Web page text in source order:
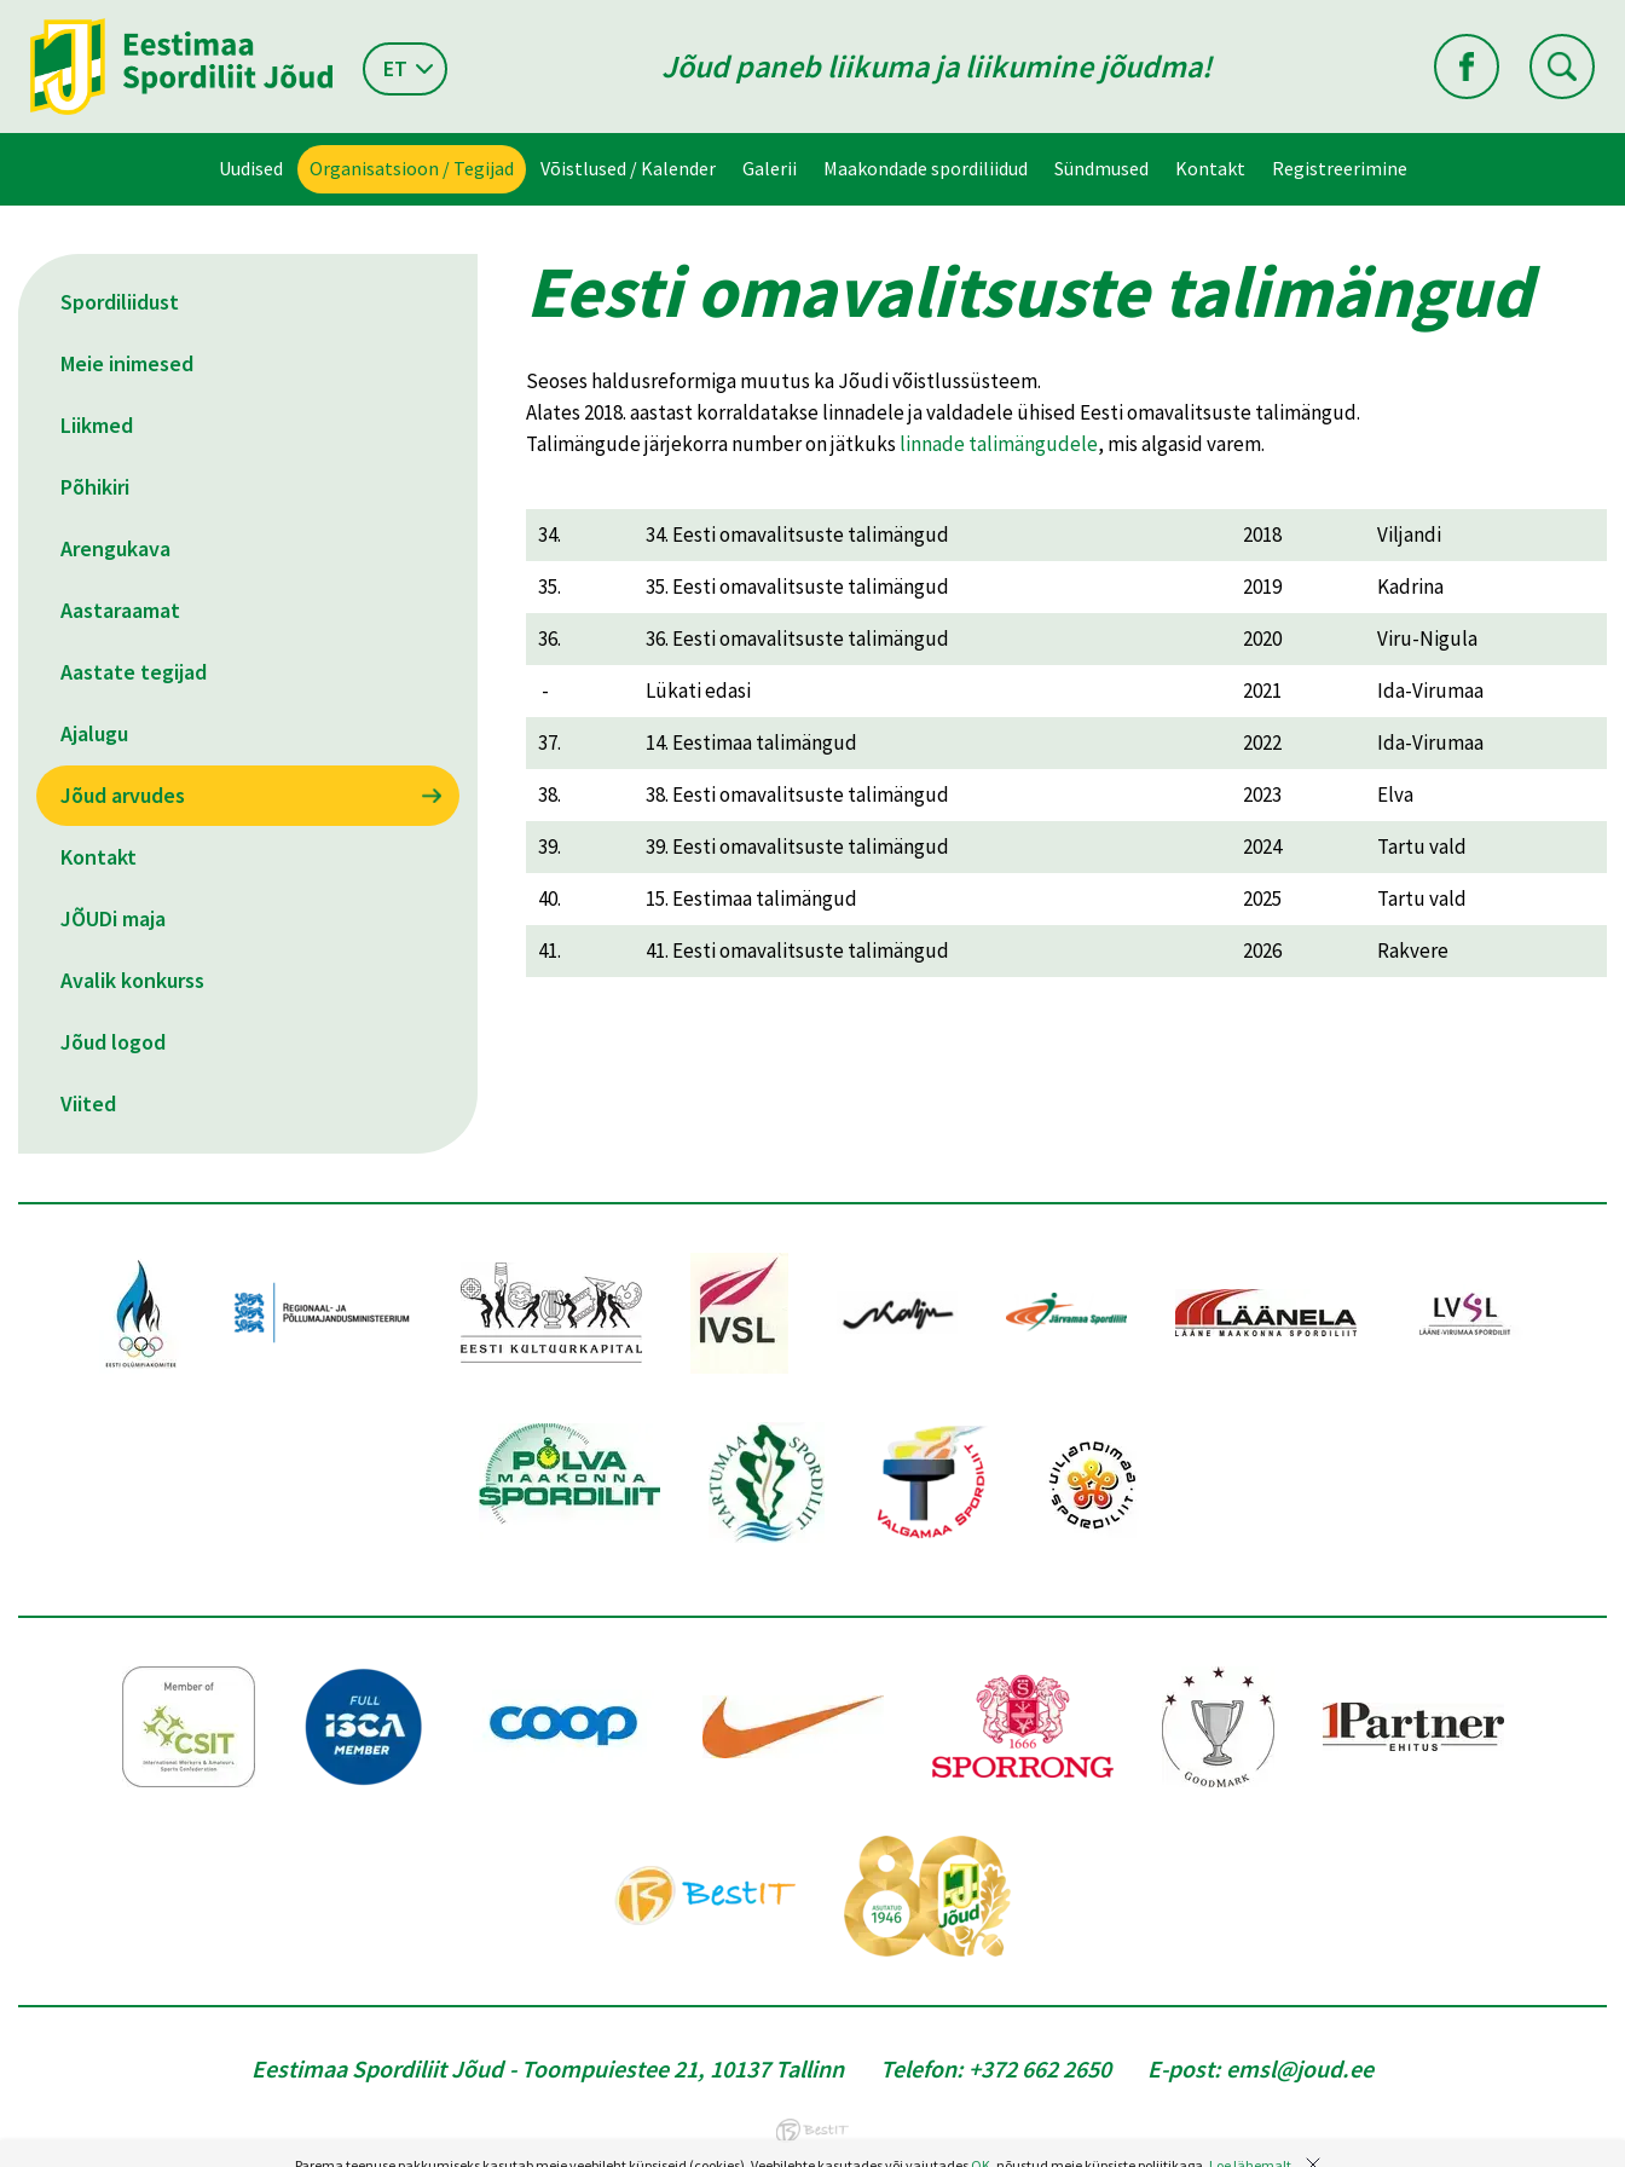
ET Jõud paneb liikuma ja liikumine jõudma!
Uudised Organisatsioon / Tegijad Võistlused / Kalender Galerii Maakondade spordiliidud Sündmused Kontakt Registreerimine
Spordiliidust
Meie inimesed
Liikmed
Põhikiri
Arengukava
Aastaraamat
Aastate tegijad
Ajalugu
Jõud arvudes
Kontakt
JÕUDi maja
Avalik konkurss
Jõud logod
Viited
Eesti omavalitsuste talimängud
Seoses haldusreformiga muutus ka Jõudi võistlussüsteem.
Alates 2018. aastast korraldatakse linnadele ja valdadele ühised Eesti omavalitsuste talimängud.
Talimängude järjekorra number on jätkuks linnade talimängudele, mis algasid varem.
34. 34. Eesti omavalitsuste talimängud 2018
Viljandi
35.
35. Eesti omavalitsuste talimängud 2019
Kadrina
36.
36. Eesti omavalitsuste talimängud 2020
Viru-Nigula
-
Lükati edasi 2021
Ida-Virumaa
37.
14. Eestimaa talimängud 2022
Ida-Virumaa
38.
38. Eesti omavalitsuste talimängud 2023
Elva
39.
39. Eesti omavalitsuste talimängud 2024
Tartu vald
40.
15. Eestimaa talimängud 2025
Tartu vald
41.
41. Eesti omavalitsuste talimängud 2026 Rakvere
Eestimaa Spordiliit Jõud Toompuiestee 21, 10137 Tallinn Telefon: +372 662 2650 E-post:emsl@joud.ee